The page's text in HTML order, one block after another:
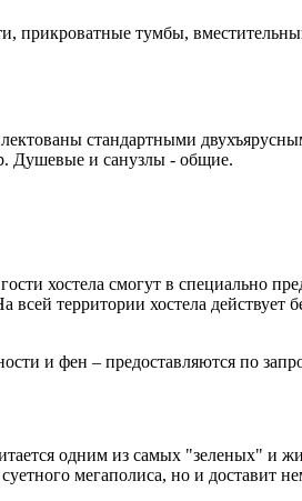
прикроватные тумбы,
стандартными
Душевые и санузлы - общие.
хостела смогут в специально
территории хостела действует
и фен – предоставляются по
одним из самых "зеленых" и
мегаполиса, но и доставит